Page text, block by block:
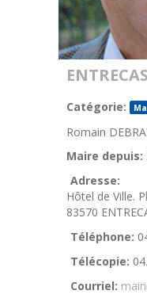
Catégorie:
Romain
Maire depuis:
Adresse:
Hôtel de Ville.
83570
Téléphone:
Télécopie:
Courriel: